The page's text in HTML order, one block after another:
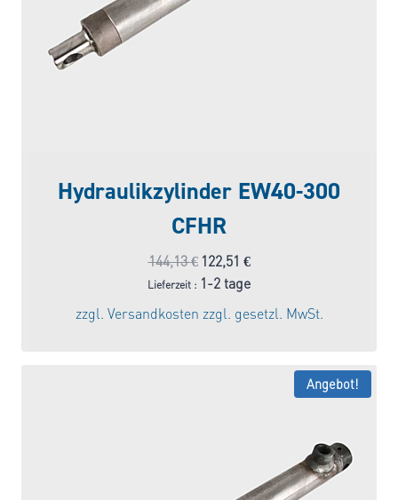
Hydraulikzylinder EW40-300
CFHR
144,13€ Ursprünglicher
Preis
war:
144,13 €
122,51 €Aktueller
Preis
Lieferzeit : 1-2 tage
zzgl. Versandkosten zzgl. gesetzl. MwSt.
Angebot!